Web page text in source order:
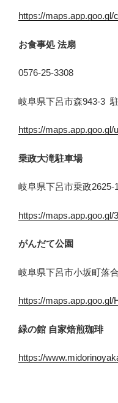
https://
お食事処 法扇
0576-25-3308
岐阜県下呂市森943-3
https://
乗政大滝駐車場
岐阜県下呂市乗政2625-
https://
がんだて公園
岐阜県下呂市小坂町落
https://
緑の館 自家焙煎珈琲
https://